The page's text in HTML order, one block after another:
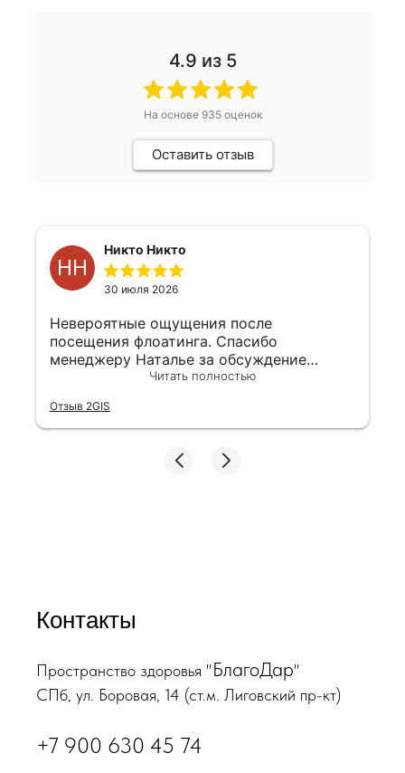
4.9 из 5
На основе 935оценок
Оставить отзыв
НН
Никто Никто
30 июля 2026
Невероятные ощущения после
посещения флоатинга. Спасибо
менеджеру Наталье за обсуждение
высокого уровняЧитать полностью
Отзыв 2GIS
Контакты
Пространство здоровья "БлагоДар"
СПб, ул. Боровая, 14 (ст.м. Лиговский пр-кт)
+7 900 630 45 74